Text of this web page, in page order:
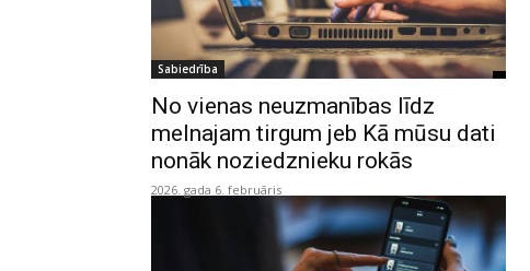
Sabiedrība
No vienas neuzmanības līdz
melnajam tirgum jeb Kā mūsu dati
nonāk noziedznieku rokās
2026. gada 6. februāris